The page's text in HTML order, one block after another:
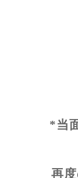
*当
再